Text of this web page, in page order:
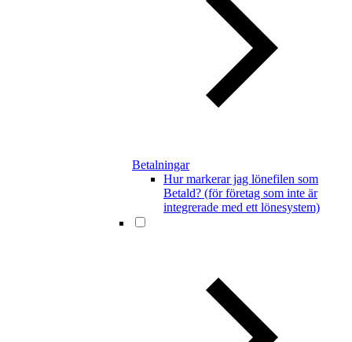
Betalningar
Hur markerar jag lönefilen som
Betald? (för företag som inte är
integrerade med ett lönesystem)